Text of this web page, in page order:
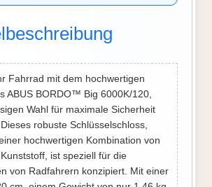
Fahrrad mit dem hochwertigen
ABUS BORDO™ Big 6000K/120,
Wahl für maximale Sicherheit
robuste Schlüsselschloss,
hochwertigen Kombination von
ist speziell für die
von Radfahrern konzipiert. Mit einer